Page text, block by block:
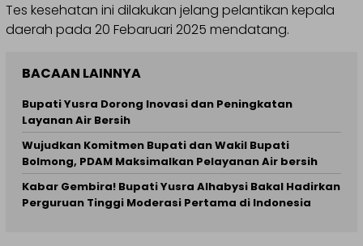
Tes kesehatan ini dilakukan jelang pelantikan kepala
daerah pada 20 Febaruari 2025 mendatang.
BACAAN LAINNYA
Bupati Yusra Dorong Inovasi dan Peningkatan
Layanan Air Bersih
Wujudkan Komitmen Bupati dan Wakil Bupati
Bolmong, PDAM Maksimalkan Pelayanan Air bersih
Kabar Gembira! Bupati Yusra Alhabysi Bakal Hadirkan
Perguruan Tinggi Moderasi Pertama di Indonesia